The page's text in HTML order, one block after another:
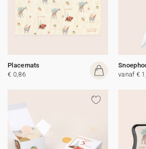
Placemats
€ 0,86
vanaf €